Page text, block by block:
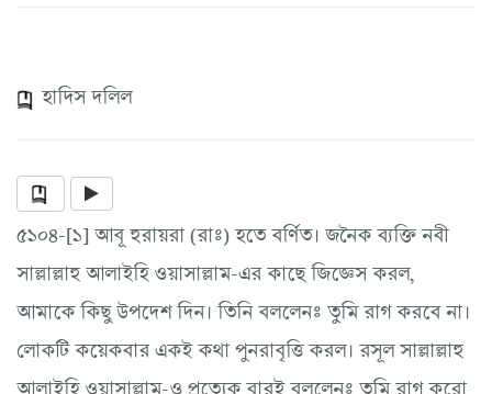
হাদিস দলিল
৫১০৪-[১] আবূ হুরায়রা (রাঃ) হতে বর্ণিত। জনৈক ব্যক্তি নবী
সাল্লাল্লাহু আলাইহি ওয়াসাল্লাম-এর কাছে জিজ্ঞেস করল,
আমাকে কিছু উপদেশ দিন। তিনি বললেনঃ তুমি রাগ করবে না।
লোকটি কয়েকবার একই কথা পুনরাবৃত্তি করল। রসূল সাল্লাল্লাহু
আলাইহি ওয়াসাল্লাম-ও প্রত্যেক বারই বললেনঃ তুমি রাগ করো